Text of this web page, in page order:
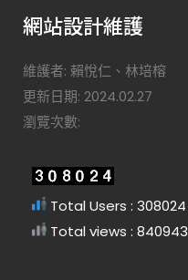
網站設計維護
維護者: 賴悅仁、林培榕
更新日期: 2024.02.27
瀏覽次數:
Total Users : 308024
Total views : 840943